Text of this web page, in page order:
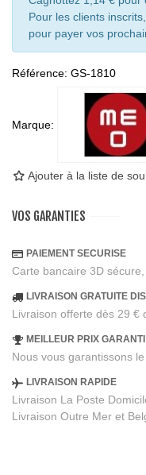
Pour les clients
pour payer vos
Référence: GS-1810
Marque:
Ajouter à la liste de
VOS GARANTIES
PAIEMENT SECURISE
Carte bancaire 3D
LIVRAISON GRATUITE
Livraison offerte dès 29 €
MEILLEUR PRIX GARANTI
Nous vous garantissons
LIVRAISON RAPIDE
Livraison La Poste
Livraison Outre Mer et